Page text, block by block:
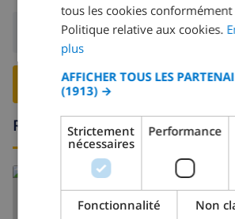
Départ:Avant:
RESERVER CETTE
Région
tous les cookies
Politique relative aux cookies.
plus
AFFICHER TOUS LES
(1913) →
Strictement
nécessaires
Performance
Fonctionnalité Non